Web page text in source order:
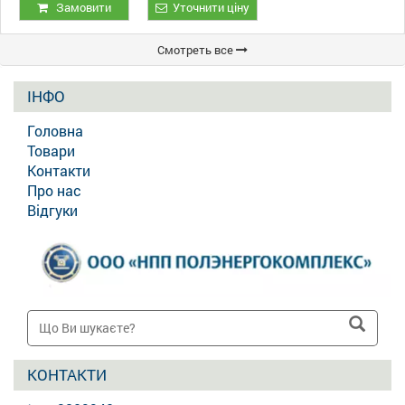
ВП-20/9
Замовити Уточнити ціну
Смотреть все
ІНФО
Головна
Товари
Контакти
Про нас
Відгуки
КОНТАКТИ